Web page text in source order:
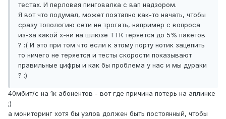
тестах. И перловая пинговалка с вап надзором.
Я вот что подумал, может поэтапно как-то начать, чтобы
сразу топологию сети не трогать, например с вопроса
из-за какой х-ни на шлюзе ТТК теряется до 5% пакетов
? :( И это при том что если к этому порту нотик зацепить
то ничего не теряется и тесты скорости показывают
правильные цифры и как бы проблема у нас и мы дураки
? :)
40мбит/с на 1к абонентов - вот где причина потерь на аплинке
;)
а мониторинг хотя бы узлов должен быть постоянный, чтобы